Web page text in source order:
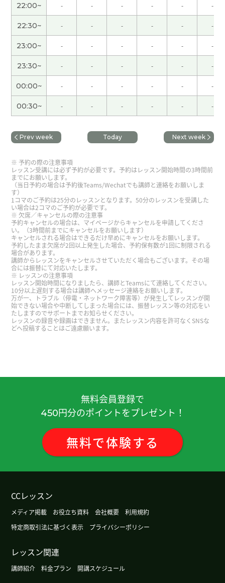
とても丁寧に声調を教えていただきました。
谢谢老师，我这边的信息很少。如果您也找到很好
的生意就悄悄地告诉我！下次见
( 40代 男性 )
照顾外孙子的时候想不起来中文。辛苦了下次再见
吧。( 男性 )
谢谢您，我会继续努力，下次见。
谢谢，老师。我开心跟您学习。下次也请多关照。
欢迎，欢迎，街上到处都红叶，那个景色美丽到让
人停止呼吸。谢谢您，下次见。
発音をみてくれました。ありがとうございます。
Kasumi老师，谢谢你的课。上次只是顺便去了大
连，想再好好地去看看。如果去辽宁的话，我也想
去沈阳。( 50代 男性 )
评论响起。 我想学中文，相信你是我最懂的。
細かく丁寧に教えていただきとてもわかりやすかっ
たです！またよろしくお願いいたします！( 30代
( 20代 女性 )
期待着外孙子们都对汉语感兴趣长大学习汉语。和
他们用汉语聊天。下次再见吧。( 男性 )
日本有很多台风。非常危险。你住的地方怎么样？
60代 男性 )
谢谢老师上课。我遇到困难时，老师就及时帮助
我，感谢老师的体贴。真是个资深老师啊。我也很
22:00~ - - - - - -
22:30~ - - - - - -
23:00~ - - - - - -
23:30~ - - - - - -
00:00~ - - - - - -
00:30~ - - - - - -
Prev week Today Next week
予約の際の注意事項
レッスン受講には必ず予約が必要です。予約はレッスン開始時間の3時間前
までにお願いします。
（当日予約の場合は予約後Teams/Wechatでも講師と連絡をお願いしま
す）
1コマのご予約は25分のレッスンとなります。50分のレッスンを受講した
い場合は2コマのご予約が必要です。
欠席／キャンセルの際の注意事
予約キャンセルの場合は、マイページからキャンセルを申請してくださ
い。（3時間前までにキャンセルをお願いします）
キャンセルされる場合はできるだけ早めにキャンセルをお願いします。
予約したまま欠席が2回以上発生した場合、予約保有数が1回に制限される
場合があります。
講師からレッスンをキャンセルさせていただく場合もございます。その場
合には振替にて対応いたします。
レッスンの注意事項
レッスン開始時間になりましたら、講師とTeamsにて連絡してください。
10分以上遅刻する場合は講師へメッセージ連絡をお願いします。
万が一、トラブル（停電・ネットワーク障害等）が発生してレッスンが開
始できない場合や中断してしまった場合には、振替レッスン等の対応をい
たしますのでサポートまでお知らせください。
レッスンの録音や録画はできません。またレッスン内容を許可なくSNSな
どへ投稿することはご遠慮願います。
無料会員登録で
450円分のポイントをプレゼント！
無料で体験する
CCレッスン
メディア掲載 お役立ち資料 会社概要
利用規約
特定商取引法に基づく表示
プライバシーポリシー
レッスン関連
講師紹介 料金プラン 開講スケジュール